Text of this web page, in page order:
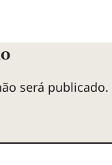
será publicado.